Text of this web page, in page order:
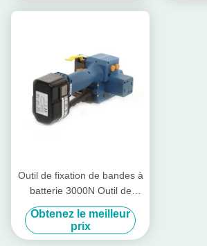
Outil de fixation de bandes à
batterie 3000N Outil de
fixation de bandes
rechargeable Pp PET Band
13 mm - 19 mm
Obtenez le meilleur
prix